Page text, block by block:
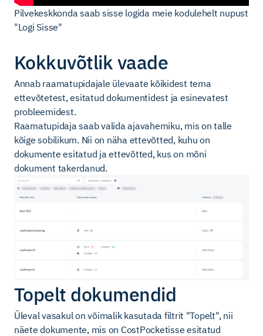
Pilvekeskkonda saab sisse logida meie kodulehelt nupust
"Logi Sisse"
Kokkuvõtlik vaade
Annab raamatupidajale ülevaate kõikidest tema
ettevõtetest, esitatud dokumentidest ja esinevatest
probleemidest.
Raamatupidaja saab valida ajavahemiku, mis on talle
kõige sobilikum. Nii on näha ettevõtted, kuhu on
dokumente esitatud ja ettevõtted, kus on mõni
dokument takerdanud.
Topelt dokumendid
Üleval vasakul on võimalik kasutada filtrit "Topelt", nii
näete dokumente, mis on CostPocketisse esitatud